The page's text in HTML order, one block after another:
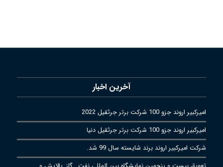
آخرین اخبار
امیرکبیر اروند جزو 100 شرکت برتر جرثقیل 2022
امیرکبیر اروند جزو 100 شرکت برتر جرثقیل دنیا
شرکت امیرکبیر اروند برند شایسته سال 99 شد.